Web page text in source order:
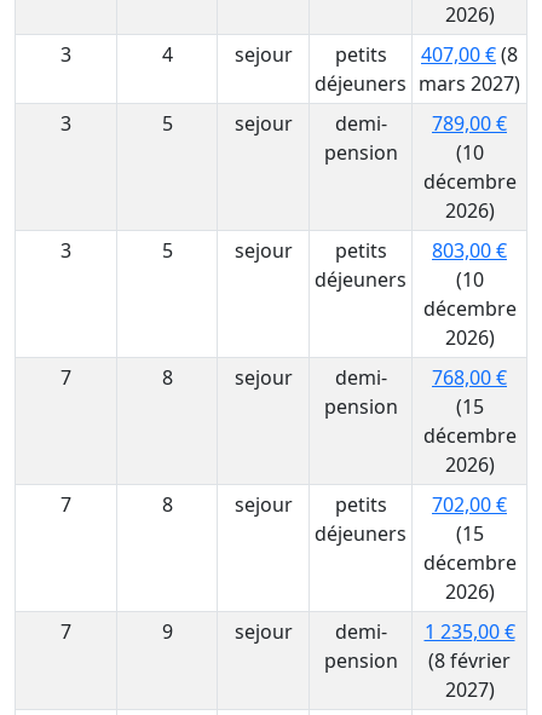
2026)
3
4 sejour
petits
déjeuners
407,00 €(8
mars 2027)
3
5 sejour
demi-
pension
789,00 €
(10
décembre
2026)
3
5 sejour
petits
déjeuners
803,00 €
(10
décembre
2026)
7
8 sejour
demi-
pension
768,00 €
(15
décembre
2026)
7
8 sejour
petits
déjeuners
702,00 €
(15
décembre
2026)
7
9 sejour
demi-
pension
1 235,00 €
(8 février
2027)